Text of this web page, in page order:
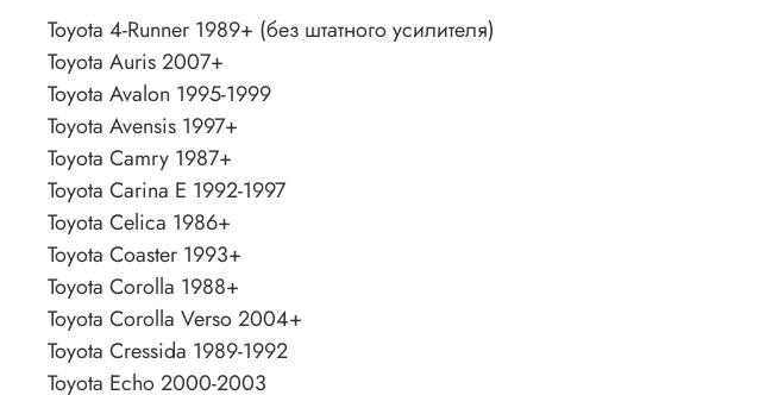
Toyota 4-Runner 1989+ (без штатного усилителя)
Toyota Auris 2007+
Toyota Avalon 1995-1999
Toyota Avensis 1997+
Toyota Camry 1987+
Toyota Carina E 1992-1997
Toyota Celica 1986+
Toyota Coaster 1993+
Toyota Corolla 1988+
Toyota Corolla Verso 2004+
Toyota Cressida 1989-1992
Toyota Echo 2000-2003